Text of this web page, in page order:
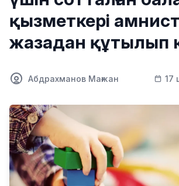
Саясат
Технология
Экономика
Қоғам
Білім және Ғылым
Спорт
Ауа райы
Денсаулық
Бизнес
Қылмыс
қызметкері
жазадан құтылып
Абдрахманов Мағжан 17